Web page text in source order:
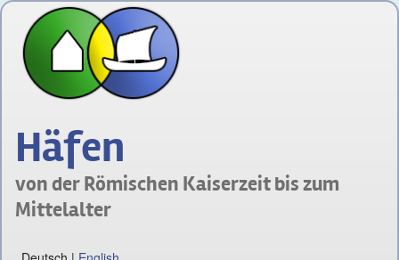
Häfen
von der Römischen Kaiserzeit bis zum
Mittelalter